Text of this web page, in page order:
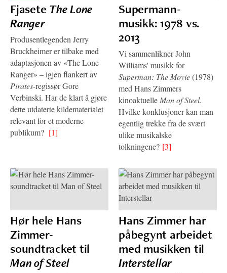
Fjasete The Lone
Ranger
Produsentlegenden Jerry
Bruckheimer er tilbake med
adaptasjonen av «The Lone
Ranger» – igjen flankert av
Pirates-regissør Gore
Verbinski. Har de klart å gjøre
dette utdaterte kildematerialet
relevant for et moderne
publikum? [1]
Supermann-
musikk: 1978 vs.
2013
Vi sammenlikner John
Williams' musikk for
Superman: The Movie(1978)
med Hans Zimmers
kinoaktuelle Man of Steel.
Hvilke konklusjoner kan man
egentlig trekke fra de svært
ulike musikalske
tolkningene? [3]
Hør hele Hans
Zimmer-
soundtracket til
Man of Steel
Hans Zimmer har
påbegynt arbeidet
med musikken til
Interstellar